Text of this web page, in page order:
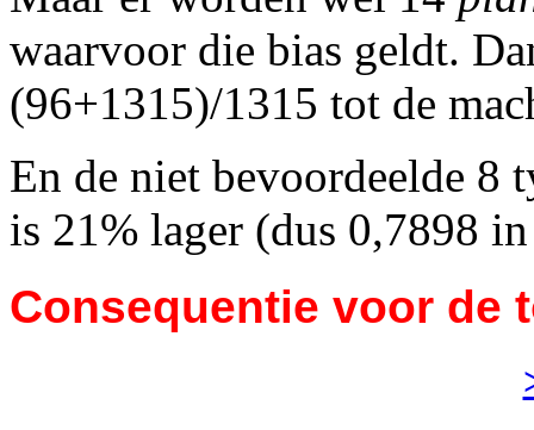
waarvoor die bias geldt.
(96+1315)/1315 tot de
En de niet bevoordeelde 8
is 21% lager (dus 0,7898
Consequentie voor de